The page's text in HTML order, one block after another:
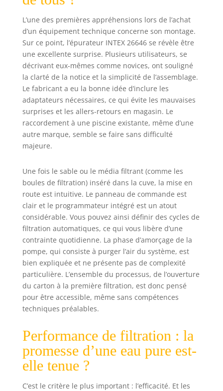
d'épuration : 38
mm, pour les
piscines avec
connexions
d'entrée et de
sortie de 32 mm, 2
adaptateurs de
type B sont
nécessaires
(vendus
séparément)
Nouveau panneau
programmation,
verrouillage et
déverrouillage,
pré-filtre extérieur
et 6 programmes
de
fonctionnement,
puissance moteur
0,25 HP Réservoir
de 25,4 cm de
diamètre, capacité
: 23 kg de sable de
silice nº20 ou 16
25 kg de sable de
verre
L’une des premières appréhensions lors de l’achat
d’un équipement technique concerne son montage.
Sur ce point, l’épurateur INTEX 26646 se révèle être
une excellente surprise. Plusieurs utilisateurs, se
décrivant eux-mêmes comme novices, ont souligné
la clarté de la notice et la simplicité de l’assemblage.
Le fabricant a eu la bonne idée d’inclure les
adaptateurs nécessaires, ce qui évite les mauvaises
surprises et les allers-retours en magasin. Le
raccordement à une piscine existante, même d’une
autre marque, semble se faire sans difficulté
majeure.
Une fois le sable ou le média filtrant (comme les
boules de filtration) inséré dans la cuve, la mise en
route est intuitive. Le panneau de commande est
clair et le programmateur intégré est un atout
considérable. Vous pouvez ainsi définir des cycles de
filtration automatiques, ce qui vous libère d’une
contrainte quotidienne. La phase d’amorçage de la
pompe, qui consiste à purger l’air du système, est
bien expliquée et ne présente pas de complexité
particulière. L’ensemble du processus, de l’ouverture
du carton à la première filtration, est donc pensé
pour être accessible, même sans compétences
techniques préalables.
Performance de filtration : la
promesse d’une eau pure est-
elle tenue ?
C’est le critère le plus important : l’efficacité. Et les